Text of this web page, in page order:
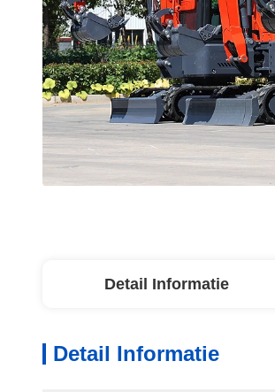
Detail Informatie
Detail Informatie